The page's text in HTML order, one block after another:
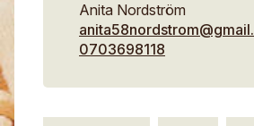
Anita Nordström
0703698118